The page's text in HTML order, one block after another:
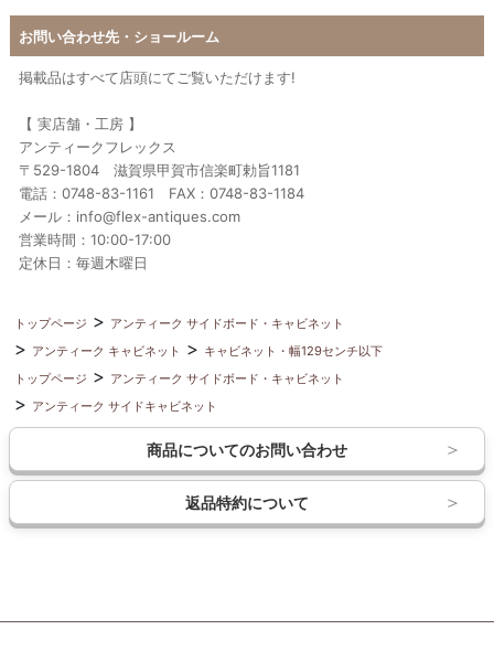
お問い合わせ先・ショールーム
掲載品はすべて店頭にてご覧いただけます!
【 実店舗・工房 】
アンティークフレックス
〒529-1804 滋賀県甲賀市信楽町勅旨1181
電話：0748-83-1161 FAX：0748-83-1184
メール：info@flex-antiques.com
営業時間：10:00-17:00
定休日：毎週木曜日
トップページ
アンティーク サイドボード・キャビネット
アンティーク キャビネット
キャビネット・幅129センチ以下
トップページ
アンティーク サイドボード・キャビネット
アンティーク サイドキャビネット
商品についてのお問い合わせ
返品特約について